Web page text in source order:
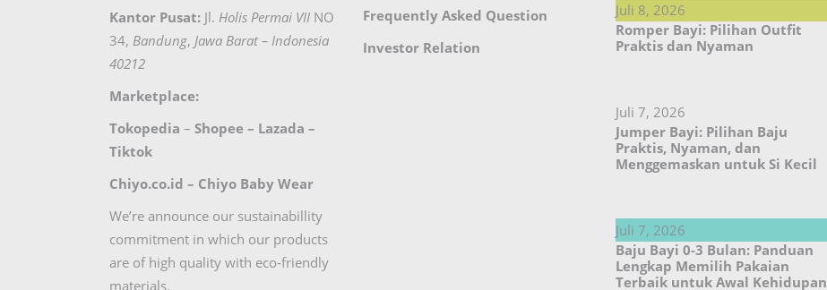
Kantor Pusat: Jl. Holis Permai VII NO
34, Bandung, Jawa Barat – Indonesia
40212
Marketplace:
Tokopedia – Shopee – Lazada –
Tiktok
Chiyo.co.id – Chiyo Baby Wear
We’re announce our sustainabillity
commitment in which our products
are of high quality with eco-friendly
materials.
Frequently Asked Question
Investor Relation
Juli 8, 2026
Romper Bayi: Pilihan Outfit
Praktis dan Nyaman
Juli 7, 2026
Jumper Bayi: Pilihan Baju
Praktis, Nyaman, dan
Menggemaskan untuk Si Kecil
Juli 7, 2026
Baju Bayi 0-3 Bulan: Panduan
Lengkap Memilih Pakaian
Terbaik untuk Awal Kehidupan